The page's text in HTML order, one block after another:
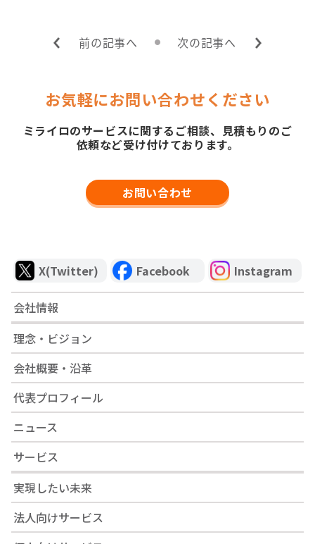
前の記事へ 次の記事へ
お気軽にお問い合わせください
ミライロのサービスに関するご相談、見積もりのご
依頼など受け付けております。
お問い合わせ
X(Twitter) Facebook Instagram
会社情報
理念・ビジョン
会社概要・沿革
代表プロフィール
ニュース
サービス
実現したい未来
法人向けサービス